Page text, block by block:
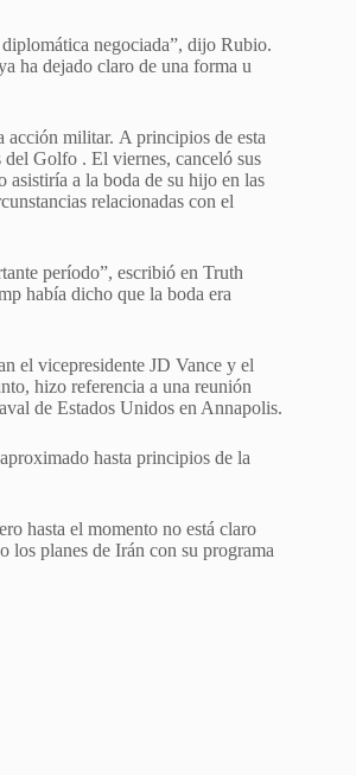
negociada”, dijo Rubio.
ha dejado claro de una forma u
acción militar. A principios de esta
del Golfo . El viernes, canceló sus
asistiría a la boda de su hijo en las
relacionadas con el
período”, escribió en Truth
había dicho que la boda era
el vicepresidente JD Vance y el
hizo referencia a una reunión
de Estados Unidos en Annapolis.
hasta principios de la
hasta el momento no está claro
los planes de Irán con su programa